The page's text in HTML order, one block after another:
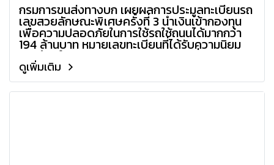
กรมการขนส่งทางบก เผยผลการประมูลทะเบียนรถ
เลขสวยลักษณะพิเศษครั้งที่ 3 นำเงินเข้ากองทุน
เพื่อความปลอดภัยในการใช้รถใช้ถนนได้มากกว่า
194 ล้านบาท หมายเลขทะเบียนที่ได้รับความนิยม
จากผู้สนใจสูงสุด “เศรษฐี 7” จบสถิติที่ราคา
8,540,000 บาท
ดูเพิ่มเติม